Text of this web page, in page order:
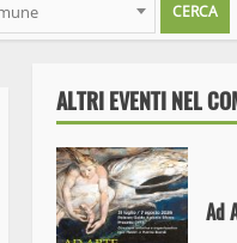
ALTRI EVENTI NEL
Ad